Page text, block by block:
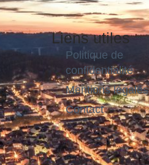
Liens utiles
Politique de
confidentialité
Mentions légales
Contact